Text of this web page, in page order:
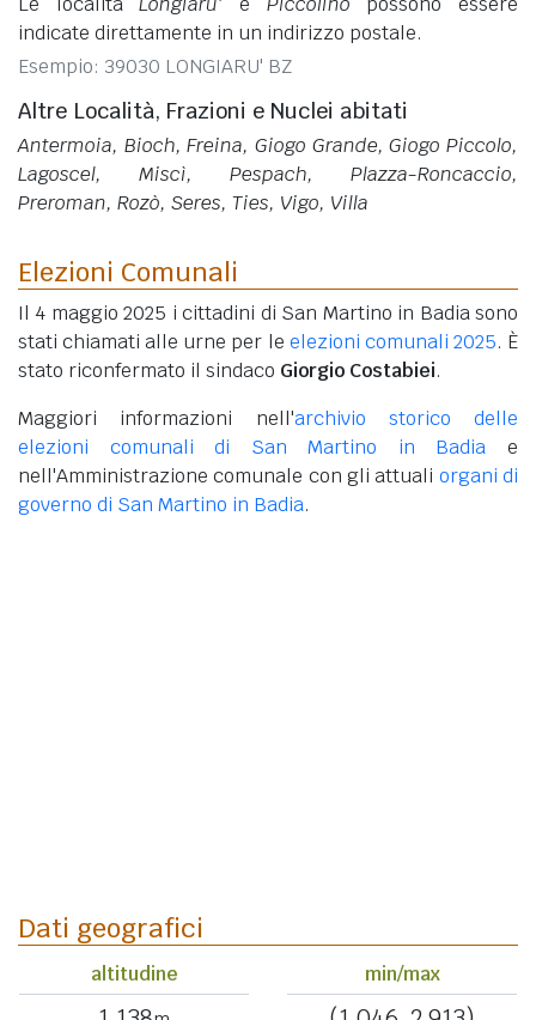
indicate direttamente in un indirizzo postale.
Esempio: 39030 LONGIARU' BZ
Altre Località, Frazioni e Nuclei abitati
Antermoia, Bioch, Freina, Giogo Grande, Giogo Piccolo,
Lagoscel, Miscì, Pespach, Plazza-Roncaccio,
Preroman, Rozò, Seres, Ties, Vigo, Villa
Elezioni Comunali
Il 4 maggio 2025 i cittadini di San Martino in Badia sono
stati chiamati alle urne per le elezioni comunali 2025. È
stato riconfermato il sindaco Giorgio Costabiei.
Maggiori informazioni nell'archivio storico delle
elezioni comunali di San Martino in Badia e
nell'Amministrazione comunale con gli attuali organi di
governo di San Martino in Badia.
Dati geografici
altitudine min/max